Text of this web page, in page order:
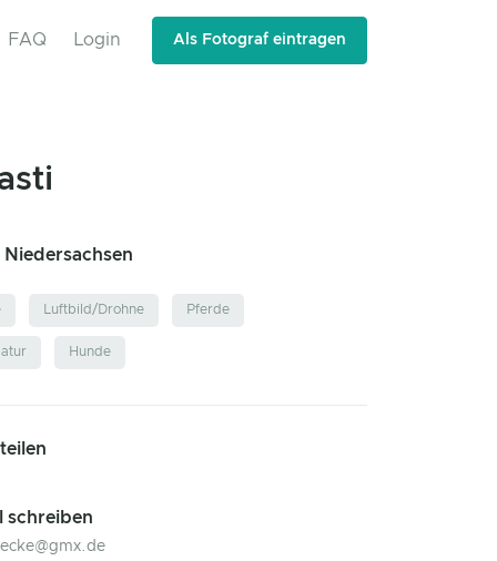
FAQ Login Als Fotograf eintragen
Luftbild/Drohne Pferde
Hunde
schreiben